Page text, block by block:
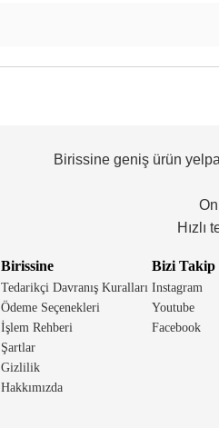
Birissine geniş ürün
Hızlı
Birissine
Tedarikçi Davranış Kuralları
Ödeme Seçenekleri
İşlem Rehberi
Şartlar
Gizlilik
Hakkımızda
Bizi Takip
Instagram
Youtube
Facebook